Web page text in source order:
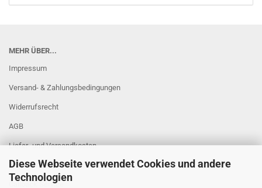
Diese Webseite verwendet Cookies und andere
Technologien
MEHR ÜBER...
Impressum
Versand- & Zahlungsbedingungen
Widerrufsrecht
AGB
Liefer- und Versandkosten
Privatsphäre und Datenschutz
Callback Service